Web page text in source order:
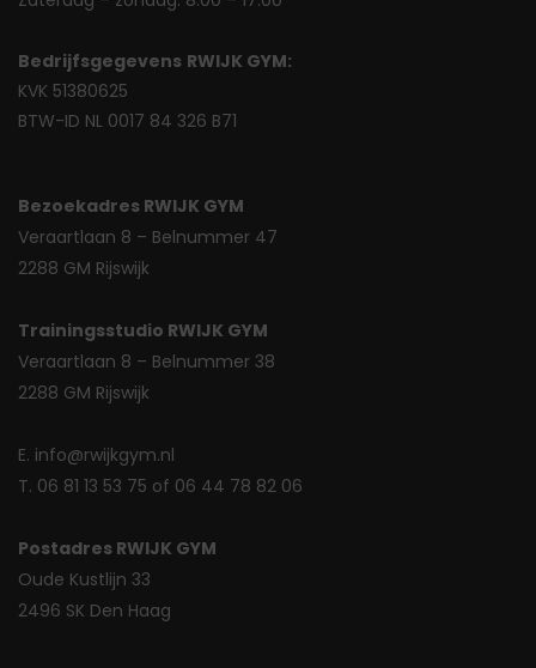
Bedrijfsgegevens RWIJK GYM:
KVK 51380625
BTW-ID NL 0017 84 326 B71
Bezoekadres RWIJK GYM
Veraartlaan 8 – Belnummer 47
2288 GM Rijswijk
Trainingsstudio RWIJK GYM
Veraartlaan 8 – Belnummer 38
2288 GM Rijswijk
E. info@rwijkgym.nl
T. 06 81 13 53 75 of 06 44 78 82 06
Postadres RWIJK GYM
Oude Kustlijn 33
2496 SK Den Haag